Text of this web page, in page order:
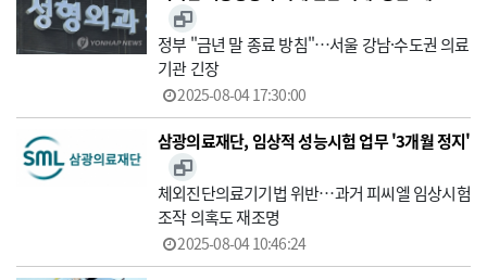
정부 "금년 말 종료 방침"…서울 강남·수도권 의료
기관 긴장
2025-08-04 17:30:00
삼광의료재단, 임상적 성능시험 업무 '3개월 정지'
체외진단의료기기법 위반…과거 피씨엘 임상시험
조작 의혹도 재조명
2025-08-04 10:46:24